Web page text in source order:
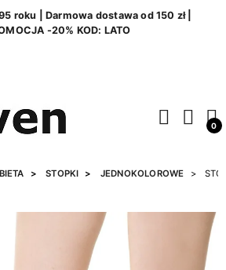
roku | Darmowa dostawa od 150 zł |
-20% KOD: LATO
0
STOPKI JEDNOKOLOROWE